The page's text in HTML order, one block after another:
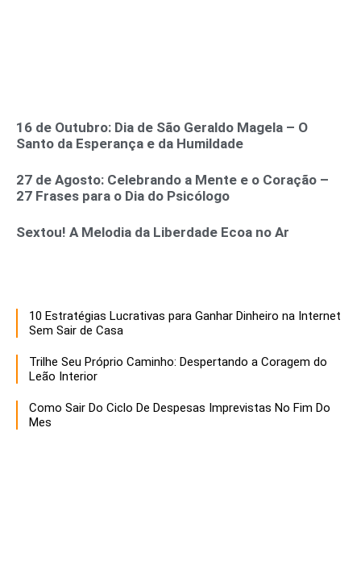
16 de Outubro: Dia de São Geraldo Magela – O
Santo da Esperança e da Humildade
27 de Agosto: Celebrando a Mente e o Coração –
27 Frases para o Dia do Psicólogo
Sextou! A Melodia da Liberdade Ecoa no Ar
10 Estratégias Lucrativas para Ganhar Dinheiro na Internet
Sem Sair de Casa
Trilhe Seu Próprio Caminho: Despertando a Coragem do
Leão Interior
Como Sair Do Ciclo De Despesas Imprevistas No Fim Do
Mes